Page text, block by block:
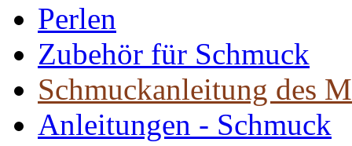
Perlen
Zubehör für Schmuck
Schmuckanleitung des
Anleitungen - Schmuck